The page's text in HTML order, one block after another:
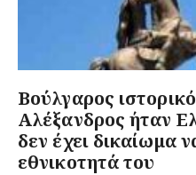
Βούλγαρος
Αλέξανδρος ήταν
δεν έχει δικαίωμα
εθνικοτητά του